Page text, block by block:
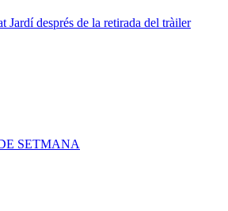
Jardí després de la retirada del tràiler
SETMANA